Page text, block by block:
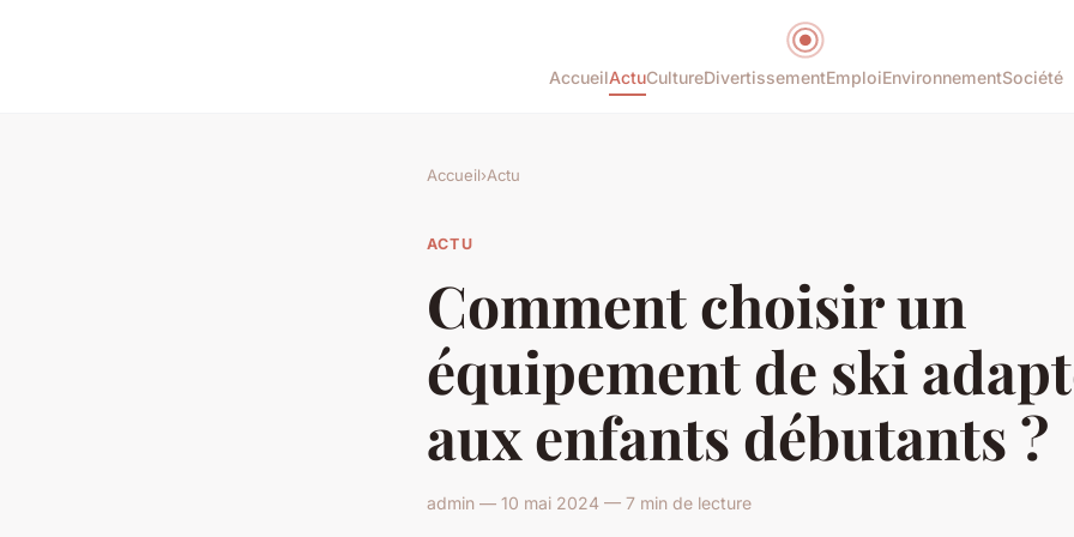
AccueilActuCultureDivertissementEmploiEnvironnementSociété
Accueil›Actu
ACTU
Comment choisir un
équipement de ski
aux enfants débutants ?
admin — 10 mai 2024 — 7 min de lecture